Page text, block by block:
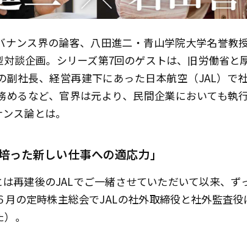
ンス界の論客、八田進二・青山学院大学名誉教
談企画。シリーズ第7回のゲストは、旧労働省と
社長、経営再建下にあった日本航空（JAL）で
るなど、官界は元より、民間企業においても執
論とは――。
た新しい仕事への適応力」
再建後のJALでご一緒させていただいて以来、ず
の定時株主総会でJALの社外取締役と社外監査
。